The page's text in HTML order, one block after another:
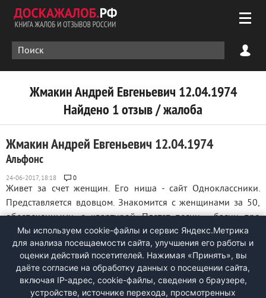
Жмакин Андрей Евгеньевич 12.04.1974
Найдено 1 отзыв / жалоба
Жмакин Андрей Евгеньевич 12.04.1974
Альфонс
0
Живет за счет женщин. Его ниша - сайт Одноклассники.
Представляется вдовцом. Знакомится с женщинами за 50,
обеспеченными, с квартирой. Плетет песни - басни про
одиночество и родственную душу, которую очень хочет
встретить.. Разводит на деньги. Не работает. ...
Мы используем cookie-файлы и сервис Яндекс.Метрика
для анализа посещаемости сайта, улучшения его работы и
оценки действий посетителей. Нажимая «Принять», вы
даёте согласие на обработку данных о посещении сайта,
включая IP-адрес, cookie-файлы, сведения о браузере,
устройстве, источнике перехода, просмотренных